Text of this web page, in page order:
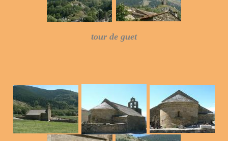
tour de guet